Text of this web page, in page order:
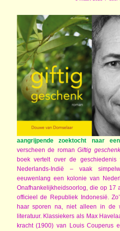
aangrijpende zoektocht naar
verscheen de romanGiftig
boek vertelt over de
Nederlands-Indië – vaak
eeuwenlang een kolonie van
Onafhankelijkheidsoorlog, die op 17
officieel de Republiek Indonesië.
haar sporen na, niet alleen in de
literatuur. Klassiekers als Max
kracht (1900) van Louis Couperus